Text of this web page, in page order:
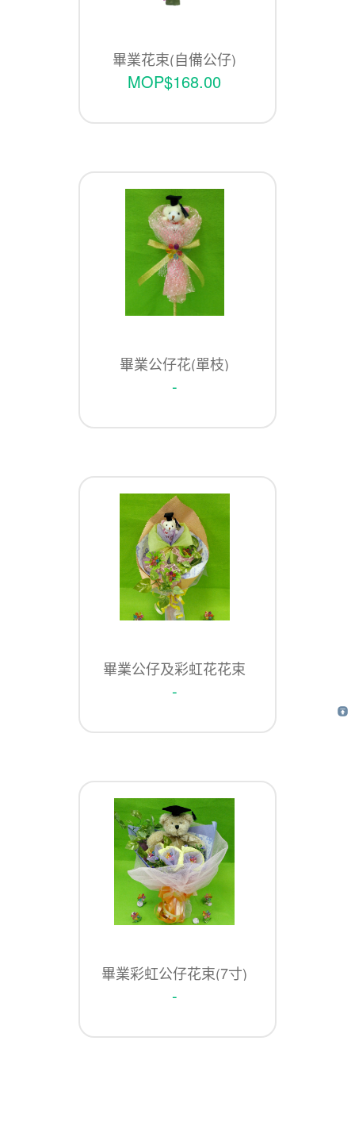
畢業花束(自備公仔)
MOP$168.00
畢業公仔花(單枝)
-
畢業公仔及彩虹花花束
-
畢業彩虹公仔花束(7寸)
-